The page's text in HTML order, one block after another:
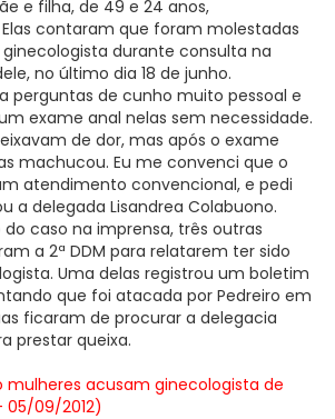
e filha, de 49 e 24 anos,
contaram que foram molestadas
durante consulta na
no último dia 18 de junho.
perguntas de cunho muito pessoal e
exame anal nelas sem necessidade.
de dor, mas após o exame
machucou. Eu me convenci que o
atendimento convencional, e pedi
a delegada Lisandrea Colabuono.
caso na imprensa, três outras
a 2ª DDM para relatarem ter sido
Uma delas registrou um boletim
que foi atacada por Pedreiro em
ficaram de procurar a delegacia
prestar queixa.
mulheres acusam ginecologista de
05/09/2012)